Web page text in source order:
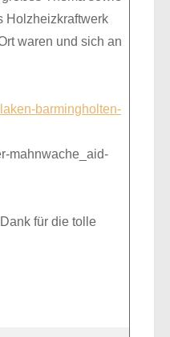
Holzheizkraftwerk
waren und sich an
barmingholten-
mahnwache_aid-
für die tolle